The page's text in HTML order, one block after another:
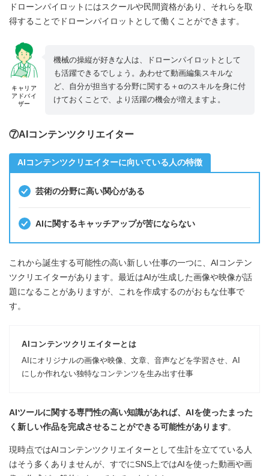
ドローンパイロットにはスクールや民間資格があり、それらを取
得することでドローンパイロットとして働くことができます。
キャリア
アドバイ
ザー
機械の操縦が好きな人は、ドローンパイロットとして
も活躍できるでしょう。あわせて動画編集スキルな
ど、自分が担当する分野に関する＋αのスキルを身に付
けておくことで、より活躍の機会が増えますよ。
⑦AIコンテンツクリエイター
AIコンテンツクリエイターに向いている人の特徴
芸術の分野に高い関心がある
AIに関するキャッチアップが苦にならない
これから誕生する可能性の高い新しい仕事の一つに、AIコンテン
ツクリエイターがあります。最近はAIが生成した画像や映像が話
題になることがありますが、これを作成するのがおもな仕事で
す。
AIコンテンツクリエイターとは
AIにオリジナルの画像や映像、文章、音声などを学習させ、AI
にしか作れない独特なコンテンツを生み出す仕事
AIツールに関する専門性の高い知識があれば、AIを使ったまった
く新しい作品を完成させることができる可能性があります。
現時点ではAIコンテンツクリエイターとして生計を立てている人
はそう多くありませんが、すでにSNS上ではAIを使った動画や画